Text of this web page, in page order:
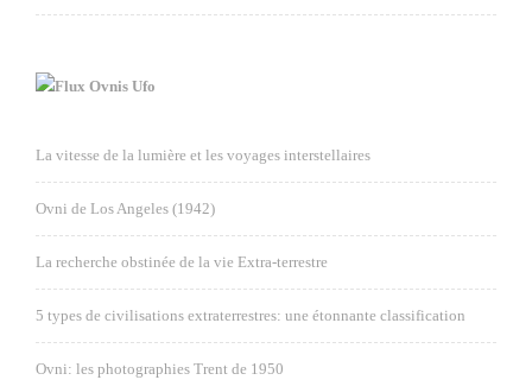
Ovnis Ufo
La vitesse de la lumière et les voyages interstellaires
Ovni de Los Angeles (1942)
La recherche obstinée de la vie Extra-terrestre
5 types de civilisations extraterrestres: une étonnante classification
Ovni: les photographies Trent de 1950